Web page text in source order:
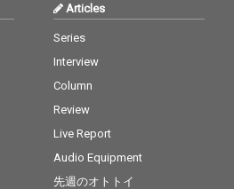
Articles
Series
Interview
Column
Review
Live Report
Audio Equipment
先週のオトトイ